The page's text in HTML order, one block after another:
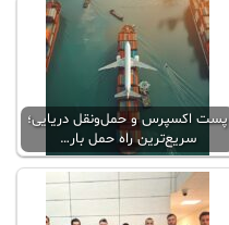
پست اکسپرس و حمل‌ونقل دریایی؛
سریع‌ترین راه حمل بار…